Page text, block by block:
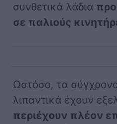
συνθετικά λάδια
σε παλιούς
Ωστόσο, τα
λιπαντικά έχουν
περιέχουν πλέον